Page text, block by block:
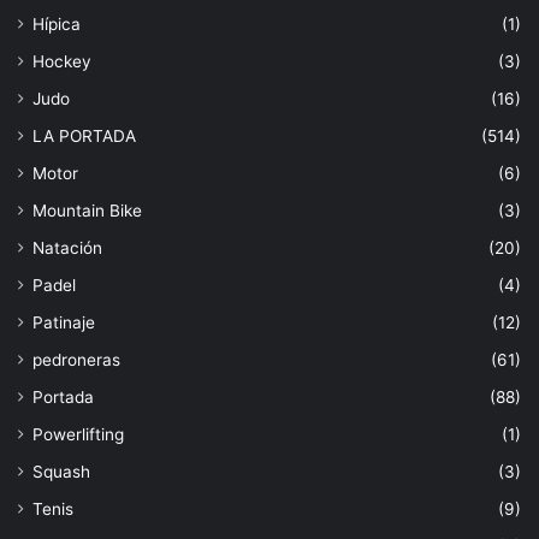
Hípica
(1)
Hockey
(3)
Judo
(16)
LA PORTADA
(514)
Motor
(6)
Mountain Bike
(3)
Natación
(20)
Padel
(4)
Patinaje
(12)
pedroneras
(61)
Portada
(88)
Powerlifting
(1)
Squash
(3)
Tenis
(9)